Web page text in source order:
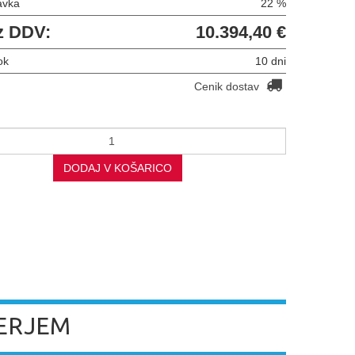
22 %
DDV: 10.394,40 €
10 dni
Cenik dostav
DODAJ V KOŠARICO